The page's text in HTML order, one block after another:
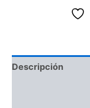
Descripción